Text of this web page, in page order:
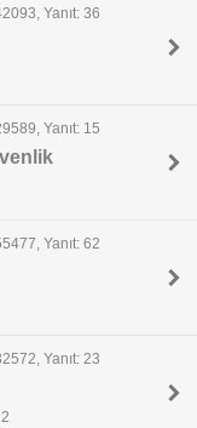
Yanıt: 36
Yanıt: 15
Yanıt: 62
Yanıt: 23